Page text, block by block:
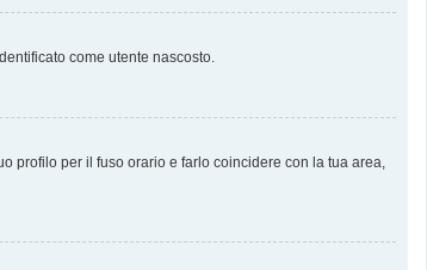
come utente nascosto.
profilo per il fuso orario e farlo coincidere con la tua area,